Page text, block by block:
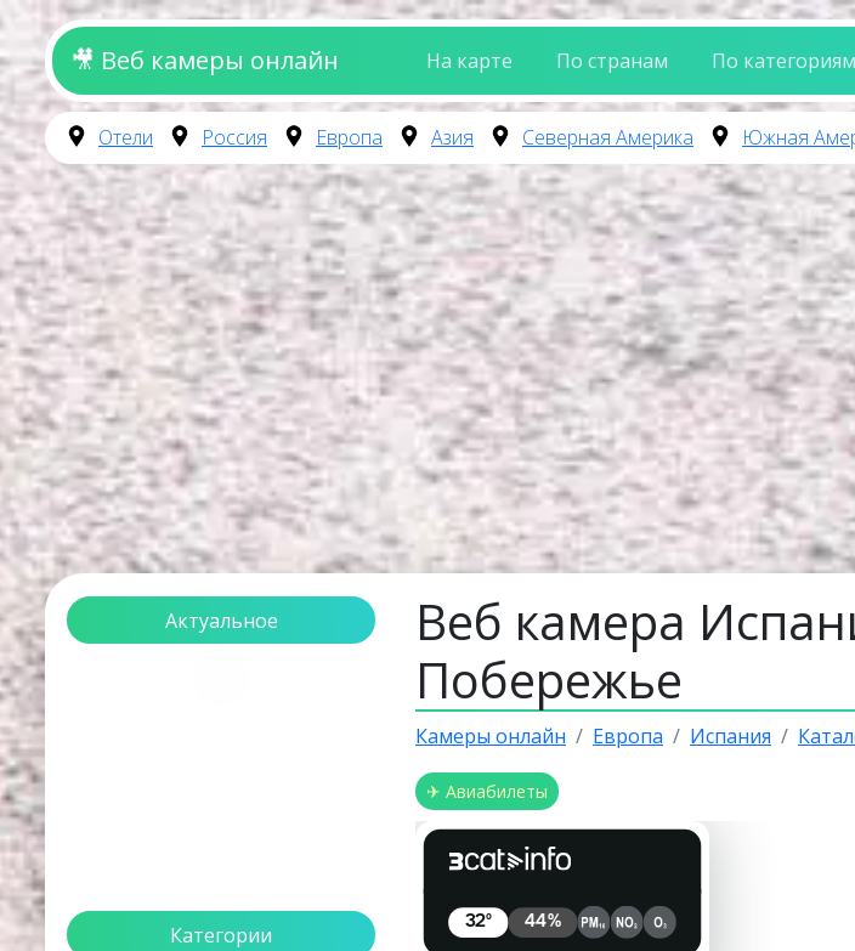
🎥 Веб камеры онлайн На карте По странам По категориям
Отели Россия Европа Азия Северная Америка Южная
Актуальное
Категории
Веб камера
Побережье
Камеры онлайн Европа Испания
✈ Авиабилеты